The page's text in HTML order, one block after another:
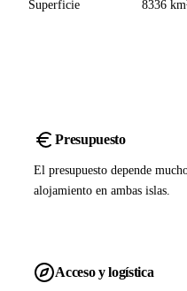
Superficie 8336
Presupuesto
El presupuesto depende
alojamiento en ambas islas.
Acceso y logística